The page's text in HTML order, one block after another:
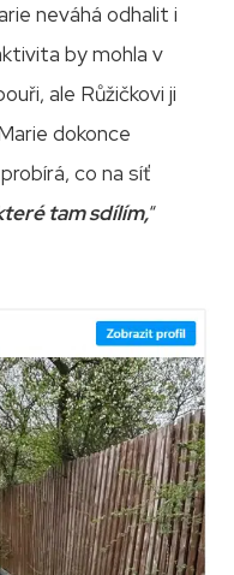
neváhá odhalit i
by mohla v
ale Růžičkovi ji
dokonce
co na síť
tam sdílím,“